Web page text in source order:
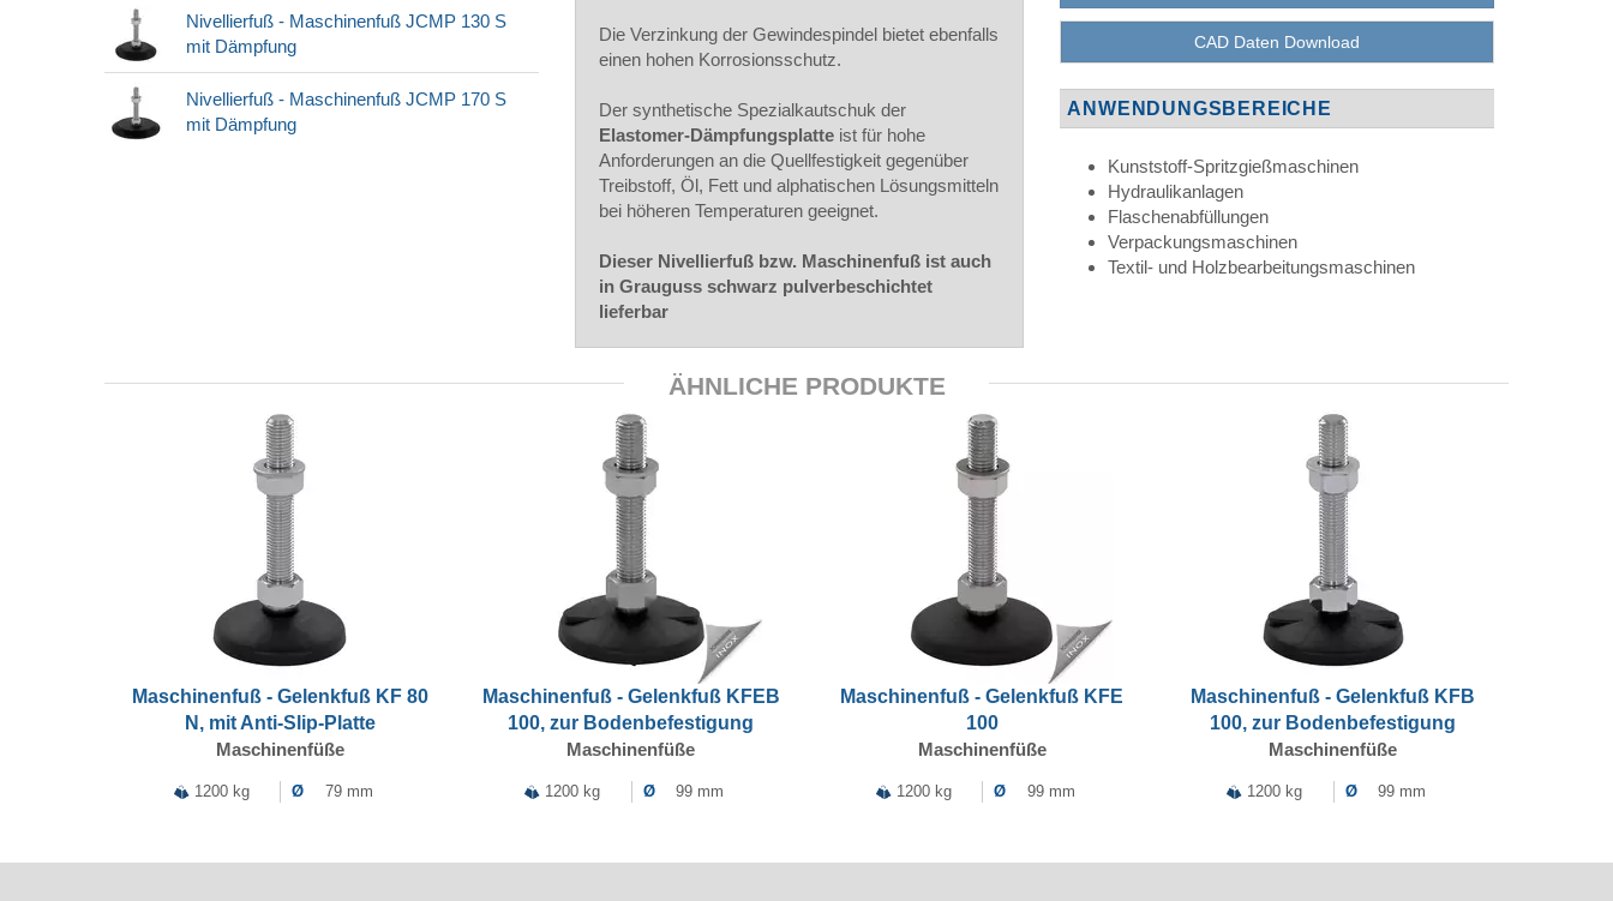
Nivellierfuß - Maschinenfuß JCMP 130 S
mit Dämpfung
Nivellierfuß - Maschinenfuß JCMP 170 S
mit Dämpfung
Die Verzinkung der Gewindespindel bietet ebenfalls
einen hohen Korrosionsschutz.
Der synthetische Spezialkautschuk der
Elastomer-Dämpfungsplatte ist für hohe
Anforderungen an die Quellfestigkeit gegenüber
Treibstoff, Öl, Fett und alphatischen Lösungsmitteln
bei höheren Temperaturen geeignet.
Dieser Nivellierfuß bzw. Maschinenfuß ist auch
in Grauguss schwarz pulverbeschichtet
lieferbar
CAD Daten Download
ANWENDUNGSBEREICHE
Kunststoff-Spritzgießmaschinen
Hydraulikanlagen
Flaschenabfüllungen
Verpackungsmaschinen
Textil- und Holzbearbeitungsmaschinen
ÄHNLICHE PRODUKTE
Maschinenfuß - Gelenkfuß KF 80
N, mit Anti-Slip-Platte
Maschinenfüße
1200 kg Ø 79 mm
Maschinenfuß - Gelenkfuß KFEB
100, zur Bodenbefestigung
Maschinenfüße
1200 kg Ø 99 mm
Maschinenfuß - Gelenkfuß KFE
100
Maschinenfüße
1200 kg Ø 99 mm
Maschinenfuß - Gelenkfuß KFB
100, zur Bodenbefestigung
Maschinenfüße
1200 kg Ø 99 mm